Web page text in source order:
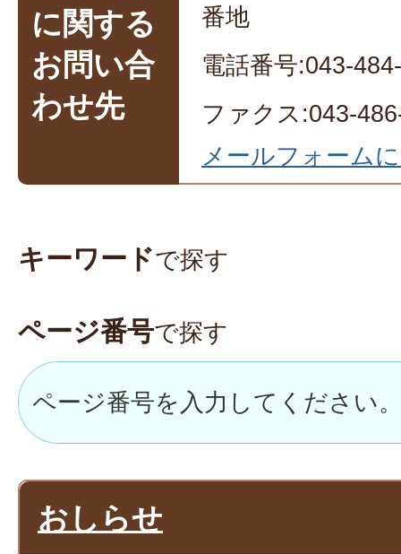
に関する
お問い合
わせ先
番地
電話番号:043-
ファクス:043-
メールフォーム
キーワードで探す
ページ番号で探す
おしらせ